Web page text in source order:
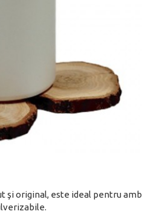
şi original, este ideal pentru